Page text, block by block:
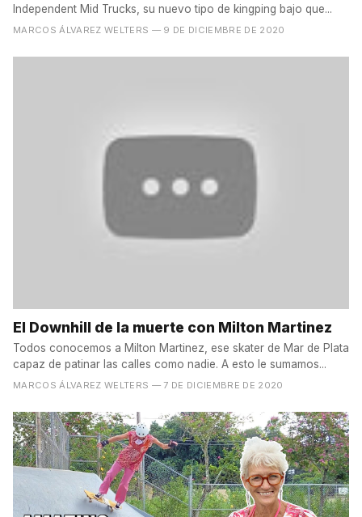
Independent Mid Trucks, su nuevo tipo de kingping bajo que...
MARCOS ÁLVAREZ WELTERS — 9 DE DICIEMBRE DE 2020
El Downhill de la muerte con Milton Martinez
Todos conocemos a Milton Martinez, ese skater de Mar de Plata
capaz de patinar las calles como nadie. A esto le sumamos...
MARCOS ÁLVAREZ WELTERS — 7 DE DICIEMBRE DE 2020